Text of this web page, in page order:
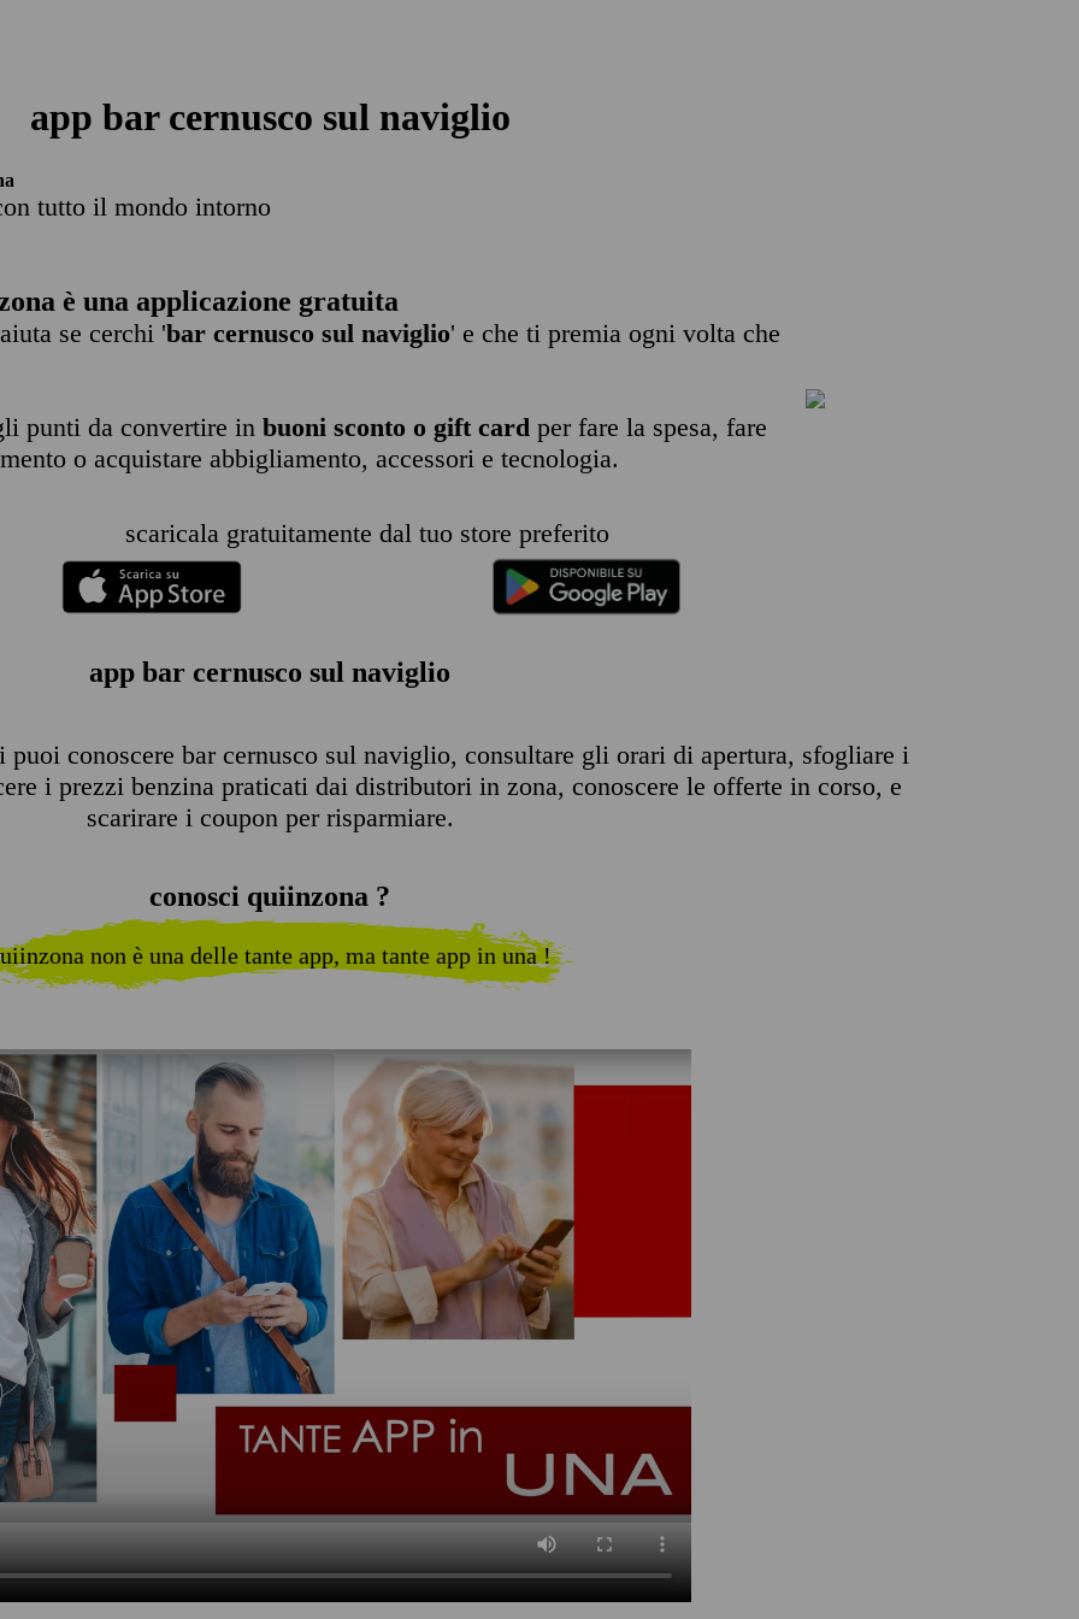
app bar cernusco sul naviglio
tutto il mondo intorno
è una applicazione gratuita
se cerchi 'bar cernusco sul naviglio' e che ti premia ogni volta che
punti da convertire in buoni sconto o gift card per fare la spesa, fare
o acquistare abbigliamento, accessori e tecnologia.
scaricala gratuitamente dal tuo store preferito
app bar cernusco sul naviglio
conoscere bar cernusco sul naviglio, consultare gli orari di apertura, sfogliare i
i prezzi benzina praticati dai distributori in zona, conoscere le offerte in corso, e
scarirare i coupon per risparmiare.
conosci quiinzona ?
non è una delle tante app, ma tante app in una !